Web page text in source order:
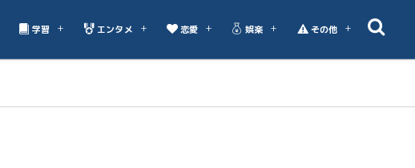
学習 エンタメ 恋愛 娯楽 その他